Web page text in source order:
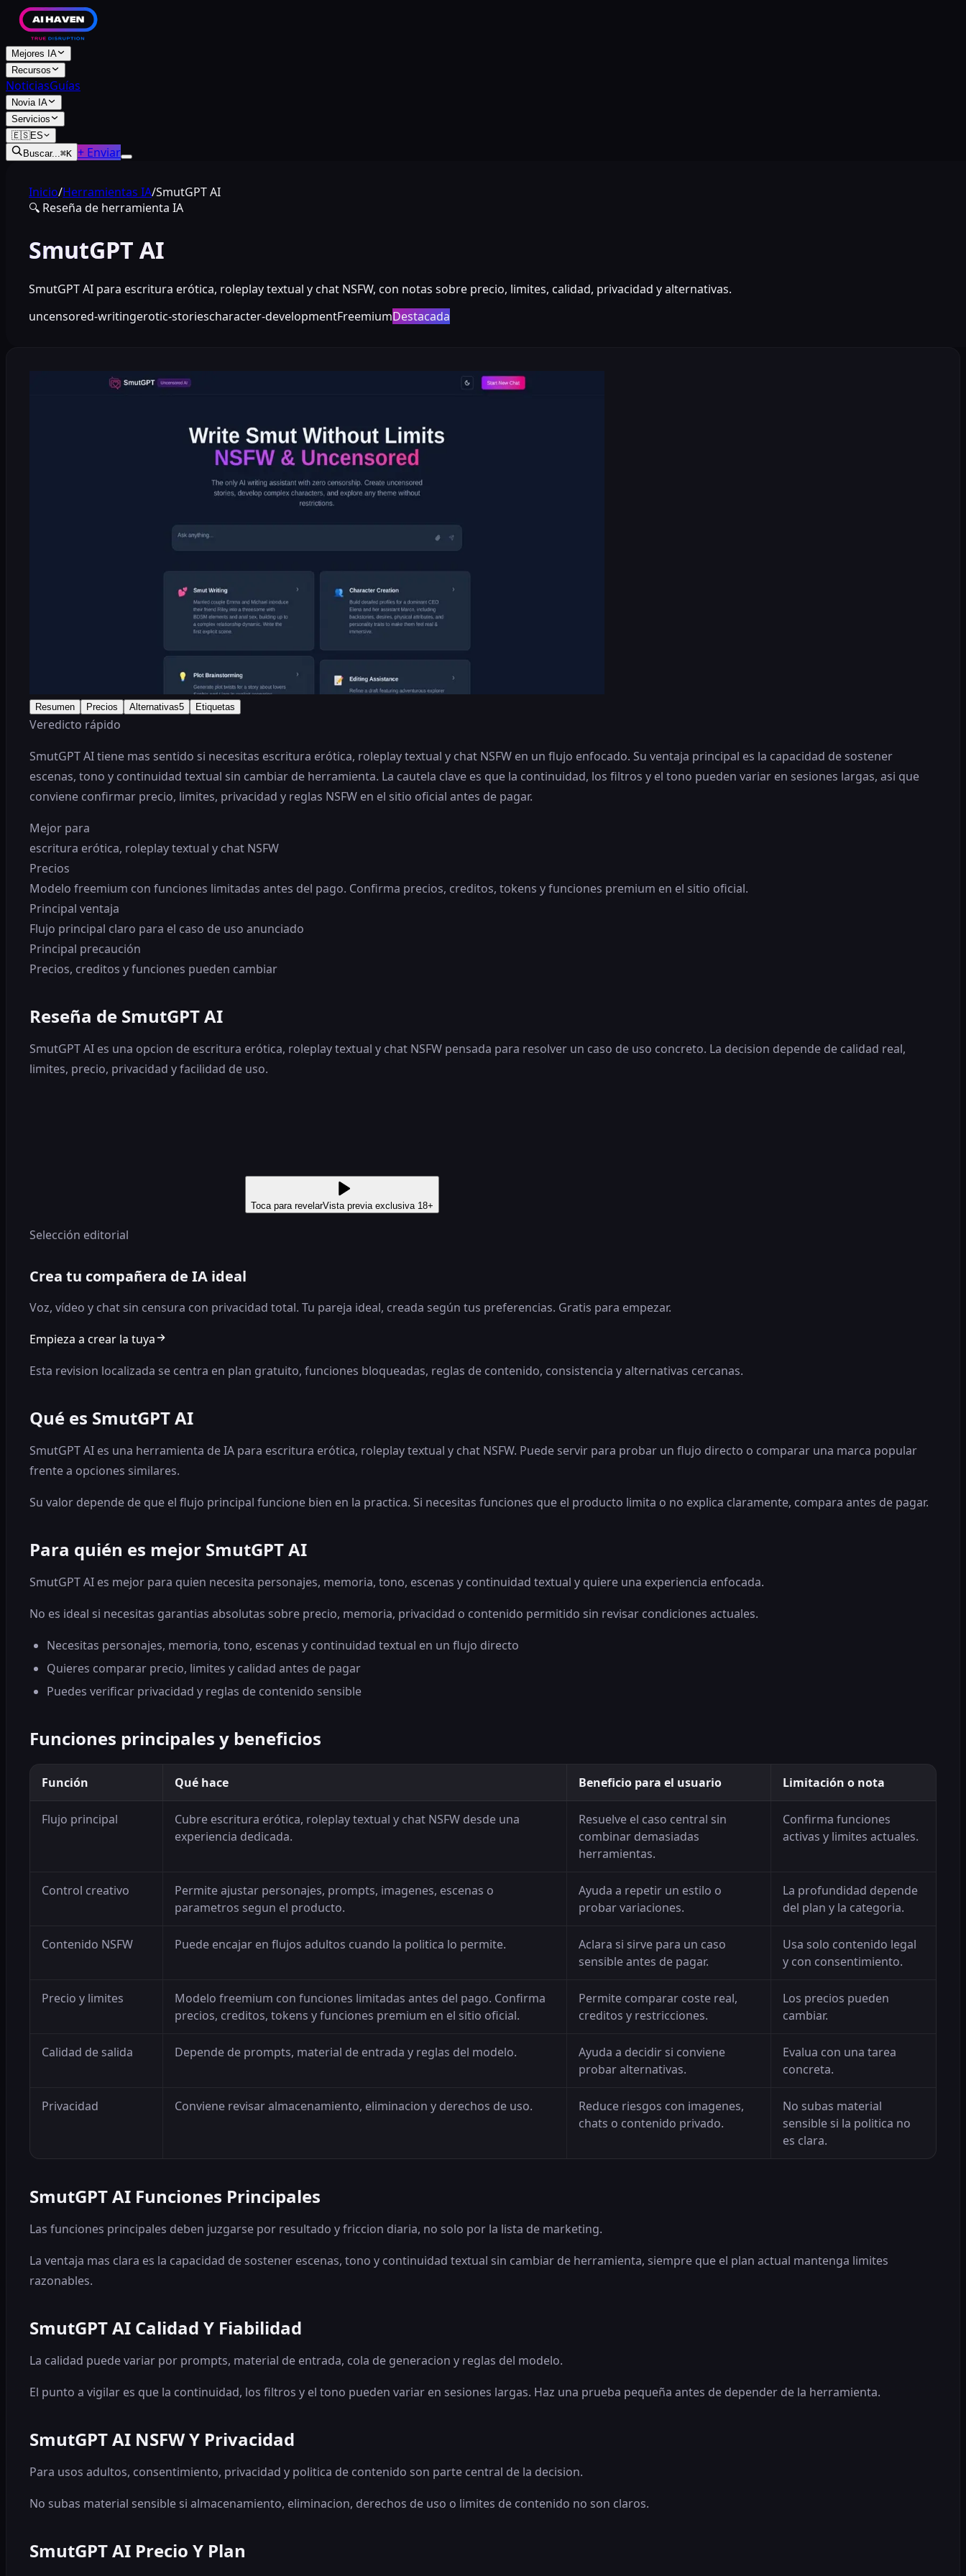
Mejores IA
Recursos
NoticiasGuías
Novia IA
Servicios
🇪🇸ES
Buscar...⌘K + Enviar
Inicio/Herramientas IA/SmutGPT AI
🔍 Reseña de herramienta IA
SmutGPT AI
SmutGPT AI para escritura erótica, roleplay textual y chat NSFW, con notas sobre precio, limites, calidad, privacidad y alternativas.
uncensored-writingerotic-storiescharacter-developmentFreemiumDestacada
Resumen Precios Alternativas5 Etiquetas
Veredicto rápido
SmutGPT AI tiene mas sentido si necesitas escritura erótica, roleplay textual y chat NSFW en un flujo enfocado. Su ventaja principal es la capacidad de sostener
escenas, tono y continuidad textual sin cambiar de herramienta. La cautela clave es que la continuidad, los filtros y el tono pueden variar en sesiones largas, asi que
conviene confirmar precio, limites, privacidad y reglas NSFW en el sitio oficial antes de pagar.
Mejor para
escritura erótica, roleplay textual y chat NSFW
Precios
Modelo freemium con funciones limitadas antes del pago. Confirma precios, creditos, tokens y funciones premium en el sitio oficial.
Principal ventaja
Flujo principal claro para el caso de uso anunciado
Principal precaución
Precios, creditos y funciones pueden cambiar
Reseña de SmutGPT AI
SmutGPT AI es una opcion de escritura erótica, roleplay textual y chat NSFW pensada para resolver un caso de uso concreto. La decision depende de calidad real,
limites, precio, privacidad y facilidad de uso.
Toca para revelarVista previa exclusiva 18+
Selección editorial
Crea tu compañera de IA ideal
Voz, vídeo y chat sin censura con privacidad total. Tu pareja ideal, creada según tus preferencias. Gratis para empezar.
Empieza a crear la tuya
Esta revision localizada se centra en plan gratuito, funciones bloqueadas, reglas de contenido, consistencia y alternativas cercanas.
Qué es SmutGPT AI
SmutGPT AI es una herramienta de IA para escritura erótica, roleplay textual y chat NSFW. Puede servir para probar un flujo directo o comparar una marca popular
frente a opciones similares.
Su valor depende de que el flujo principal funcione bien en la practica. Si necesitas funciones que el producto limita o no explica claramente, compara antes de pagar.
Para quién es mejor SmutGPT AI
SmutGPT AI es mejor para quien necesita personajes, memoria, tono, escenas y continuidad textual y quiere una experiencia enfocada.
No es ideal si necesitas garantias absolutas sobre precio, memoria, privacidad o contenido permitido sin revisar condiciones actuales.
Necesitas personajes, memoria, tono, escenas y continuidad textual en un flujo directo
Quieres comparar precio, limites y calidad antes de pagar
Puedes verificar privacidad y reglas de contenido sensible
Funciones principales y beneficios
Función Qué hace Beneficio para el usuario Limitación o nota
Flujo principal
Cubre escritura erótica, roleplay textual y chat NSFW desde una
experiencia dedicada.
Resuelve el caso central sin
combinar demasiadas
herramientas.
Confirma funciones
activas y limites actuales.
Control creativo
Permite ajustar personajes, prompts, imagenes, escenas o
parametros segun el producto.
Ayuda a repetir un estilo o
probar variaciones.
La profundidad depende
del plan y la categoria.
Contenido NSFW Puede encajar en flujos adultos cuando la politica lo permite.
Aclara si sirve para un caso
sensible antes de pagar.
Usa solo contenido legal
y con consentimiento.
Precio y limites
Modelo freemium con funciones limitadas antes del pago. Confirma
precios, creditos, tokens y funciones premium en el sitio oficial.
Permite comparar coste real,
creditos y restricciones.
Los precios pueden
cambiar.
Calidad de salida Depende de prompts, material de entrada y reglas del modelo.
Ayuda a decidir si conviene
probar alternativas.
Evalua con una tarea
concreta.
Privacidad Conviene revisar almacenamiento, eliminacion y derechos de uso.
Reduce riesgos con imagenes,
chats o contenido privado.
No subas material
sensible si la politica no
es clara.
SmutGPT AI Funciones Principales
Las funciones principales deben juzgarse por resultado y friccion diaria, no solo por la lista de marketing.
La ventaja mas clara es la capacidad de sostener escenas, tono y continuidad textual sin cambiar de herramienta, siempre que el plan actual mantenga limites
razonables.
SmutGPT AI Calidad Y Fiabilidad
La calidad puede variar por prompts, material de entrada, cola de generacion y reglas del modelo.
El punto a vigilar es que la continuidad, los filtros y el tono pueden variar en sesiones largas. Haz una prueba pequeña antes de depender de la herramienta.
SmutGPT AI NSFW Y Privacidad
Para usos adultos, consentimiento, privacidad y politica de contenido son parte central de la decision.
No subas material sensible si almacenamiento, eliminacion, derechos de uso o limites de contenido no son claros.
SmutGPT AI Precio Y Plan